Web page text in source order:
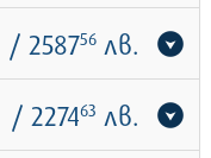
/ 258756лв.
/ 227463 лв.